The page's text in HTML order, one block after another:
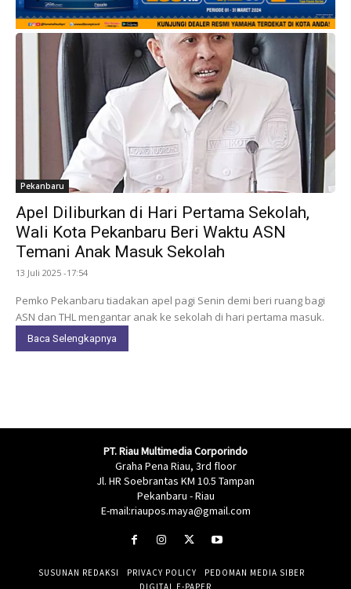
Pekanbaru
Apel Diliburkan di Hari Pertama Sekolah,
Wali Kota Pekanbaru Beri Waktu ASN
Temani Anak Masuk Sekolah
13 Juli 2025 -17:54
Pemko Pekanbaru tiadakan apel pagi Senin demi beri ruang bagi
ASN dan THL mengantar anak ke sekolah di hari pertama masuk.
Baca Selengkapnya
PT. Riau Multimedia Corporindo
Graha Pena Riau, 3rd floor
Jl. HR Soebrantas KM 10.5 Tampan
Pekanbaru - Riau
E-mail:riaupos.maya@gmail.com
SUSUNAN REDAKSI PRIVACY POLICY
PEDOMAN MEDIA SIBER